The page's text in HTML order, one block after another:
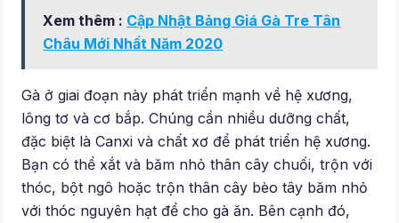
Xem thêm : Cập Nhật Bảng Giá Gà Tre Tân
Châu Mới Nhất Năm 2020
Gà ở giai đoạn này phát triển mạnh về hệ xương,
lông tơ và cơ bắp. Chúng cần nhiều dưỡng chất,
đặc biệt là Canxi và chất xơ để phát triển hệ xương.
Bạn có thể xắt và băm nhỏ thân cây chuối, trộn với
thóc, bột ngô hoặc trộn thân cây bèo tây băm nhỏ
với thóc nguyên hạt để cho gà ăn. Bên cạnh đó,